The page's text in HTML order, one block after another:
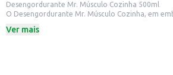
Desengordurante Mr. Músculo Cozinha 500ml
O Desengordurante Mr. Músculo Cozinha, em
Dicas de Uso:
Ver mais